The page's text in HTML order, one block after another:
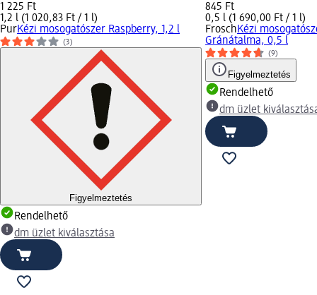
1 225 Ft
1,2 l (1 020,83 Ft / 1 l)
PurKézi mosogatószer Raspberry, 1,2 l
(3)
Figyelmeztetés
Rendelhető
dm üzlet kiválasztása
845 Ft
0,5 l (1 690,00 Ft / 1 l)
FroschKézi
Gránátalma, 0,5 l
(9)
Figyelmeztetés
Rendelhető
dm üzlet